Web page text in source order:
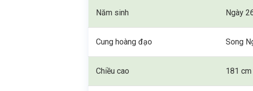
Năm sinh Ngày
Cung hoàng đạo Song
Chiều cao 181 cm